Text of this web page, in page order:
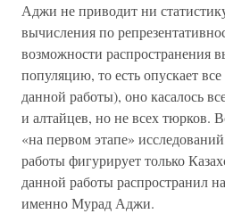
Аджи не приводит ни
вычисления по
возможности распространения
популяцию, то есть опускает
данной работы), оно касалось
и алтайцев, но не всех тюрков.
«на первом этапе»
работы фигурирует только
данной работы распространил
именно Мурад Аджи.